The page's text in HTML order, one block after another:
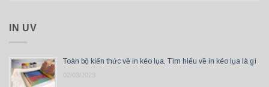
IN UV
Toàn bộ kiến thức về in kéo lụa, Tìm hiểu về in kéo lụa là gì
02/03/2023